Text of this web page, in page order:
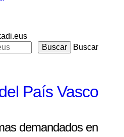
Buscar
País Vasco
demandados en